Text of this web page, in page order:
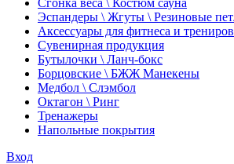
Сгонка веса \ Костюм сауна
Эспандеры \ Жгуты \ Резиновые
Аксессуары для фитнеса и
Сувенирная продукция
Бутылочки \ Ланч-бокс
Борцовские \ БЖЖ Манекены
Медбол \ Слэмбол
Октагон \ Ринг
Тренажеры
Напольные покрытия
Вход